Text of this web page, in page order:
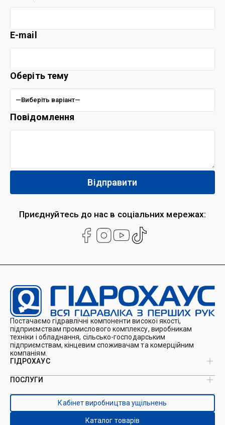
Приєднуйтесь до нас в соціальних мережах:
E-mail
Оберіть тему
Повідомлення
Постачаємо гідравлічні компоненти високої якості,
підприємствам промислового комплексу, виробникам
техніки і обладнання, сільсько-господарським
підприємствам, кінцевим споживачам та комерційним
компаніям.
ГІДРОХАУС
Про нас
Каталоги
ПОСЛУГИ
Виробництво ущільнень
Виробництво гідроциліндрів
Ремонт гідроциліндрів
Кабінет виробництва ущільнень
Каталог товарів